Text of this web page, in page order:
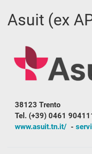
Asuit (ex
38123 Trento
Tel. (+39) 0461
www.asuit.tn.it/ -